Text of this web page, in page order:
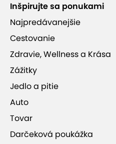
Inšpirujte sa ponukami
Najpredávanejšie
Cestovanie
Zdravie, Wellness a Krása
Zážitky
Jedlo a pitie
Auto
Tovar
Darčeková poukážka